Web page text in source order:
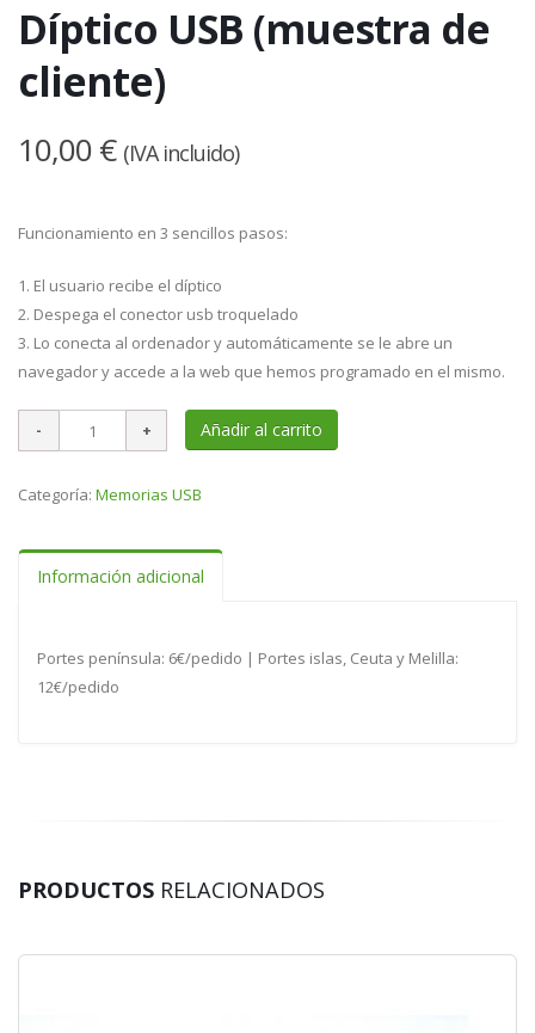
Díptico USB (muestra de
cliente)
10,00 € (IVA incluido)
Funcionamiento en 3 sencillos pasos:
1. El usuario recibe el díptico
2. Despega el conector usb troquelado
3. Lo conecta al ordenador y automáticamente se le abre un
navegador y accede a la web que hemos programado en el mismo.
Añadir al carrito
Categoría: Memorias USB
Información adicional
Portes península: 6€/pedido | Portes islas, Ceuta y Melilla:
12€/pedido
PRODUCTOS RELACIONADOS